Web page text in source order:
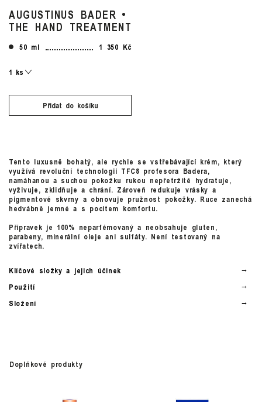
AUGUSTINUS BADER
THE HAND TREATMENT
50 ml 1 350 Kč
Přidat do košíku
Tento luxusně bohatý, ale rychle se vstřebávající krém, který
využívá revoluční technologii TFC8 profesora Badera,
namáhanou a suchou pokožku rukou nepřetržitě hydratuje,
vyživuje, zklidňuje a chrání. Zároveň redukuje vrásky a
pigmentové skvrny a obnovuje pružnost pokožky. Ruce zanechá
hedvábně jemné a s pocitem komfortu.
Přípravek je 100% neparfémovaný a neobsahuje gluten,
parabeny, minerální oleje ani sulfáty. Není testovaný na
zvířatech.
Klíčové složky a jejich účinek
Použití
Složení
Doplňkové produkty